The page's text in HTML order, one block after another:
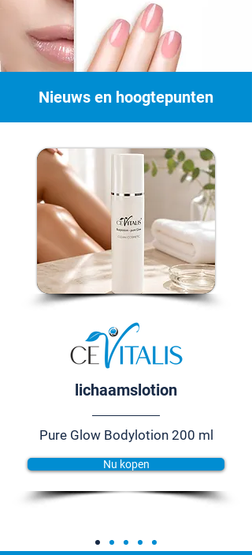
Nieuws en hoogtepunten
lichaamslotion
Pure Glow Bodylotion 200 ml
Nu kopen